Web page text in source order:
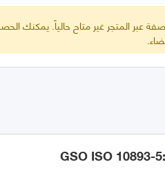
عبر المتجر غير متاح حالياً. يمكنك